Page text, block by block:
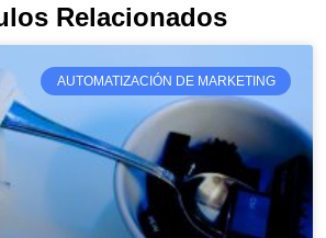
Relacionados
AUTOMATIZACIÓN DE MARKETING